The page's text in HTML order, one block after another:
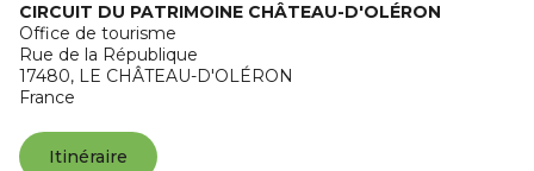
CIRCUIT DU PATRIMOINE CHÂTEAU-D'OLÉRON
Office de tourisme
Rue de la République
17480, LE CHÂTEAU-D'OLÉRON
France
Itinéraire